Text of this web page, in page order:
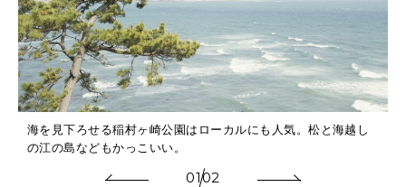
海を見下ろせる稲村ヶ崎公園はローカルにも人気。松と海越し
の江の島などもかっこいい。
0102